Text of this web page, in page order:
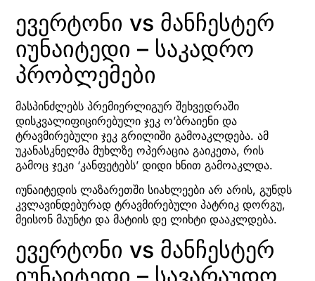
ევერტონი vs მანჩესტერ
იუნაიტედი – საკადრო
პრობლემები
მასპინძლებს პრემიერლიგურ შეხვედრაში
დისკვალიფიცირებული ჯეკ ო’ბრაიენი და
ტრავმირებული ჯეკ გრილიში გამოაკლდება. ამ
უკანასკნელმა მუხლზე ოპერაცია გაიკეთა, რის
გამოც ჯეკი ‘კანფეტებს’ დიდი ხნით გამოაკლდა.
იუნაიტედის ლაზარეთში სიახლეები არ არის, გუნდს
კვლავინდებურად ტრავმირებული პატრიკ დორგუ,
მეისონ მაუნტი და მატიის დე ლიხტი დააკლდება.
ევერტონი vs მანჩესტერ